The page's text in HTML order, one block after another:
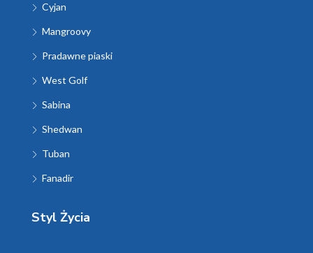
Cyjan
Mangroovy
Pradawne piaski
West Golf
Sabina
Shedwan
Tuban
Fanadir
Styl Życia